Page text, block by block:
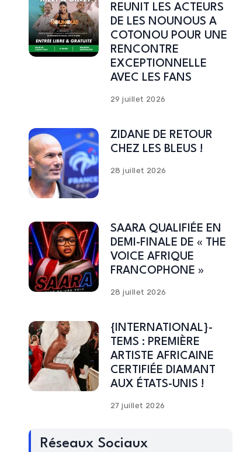
REUNIT LES ACTEURS
DE LES NOUNOUS A
COTONOU POUR UNE
RENCONTRE
EXCEPTIONNELLE
AVEC LES FANS
29 juillet 2026
ZIDANE DE RETOUR
CHEZ LES BLEUS !
28 juillet 2026
SAARA QUALIFIÉE EN
DEMI-FINALE DE « THE
VOICE AFRIQUE
FRANCOPHONE »
28 juillet 2026
{INTERNATIONAL}-
TEMS : PREMIÈRE
ARTISTE AFRICAINE
CERTIFIÉE DIAMANT
AUX ÉTATS-UNIS !
27 juillet 2026
Réseaux Sociaux